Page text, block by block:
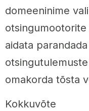
domeeninime
aidata
omakorda tõsta
Kokkuvõte